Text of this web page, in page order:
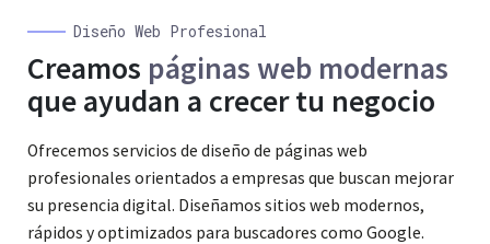
Diseño Web Profesional
Creamos páginas web modernas
que ayudan a crecer tu negocio
Ofrecemos servicios de diseño de páginas web
profesionales orientados a empresas que buscan mejorar
su presencia digital. Diseñamos sitios web modernos,
rápidos y optimizados para buscadores como Google.